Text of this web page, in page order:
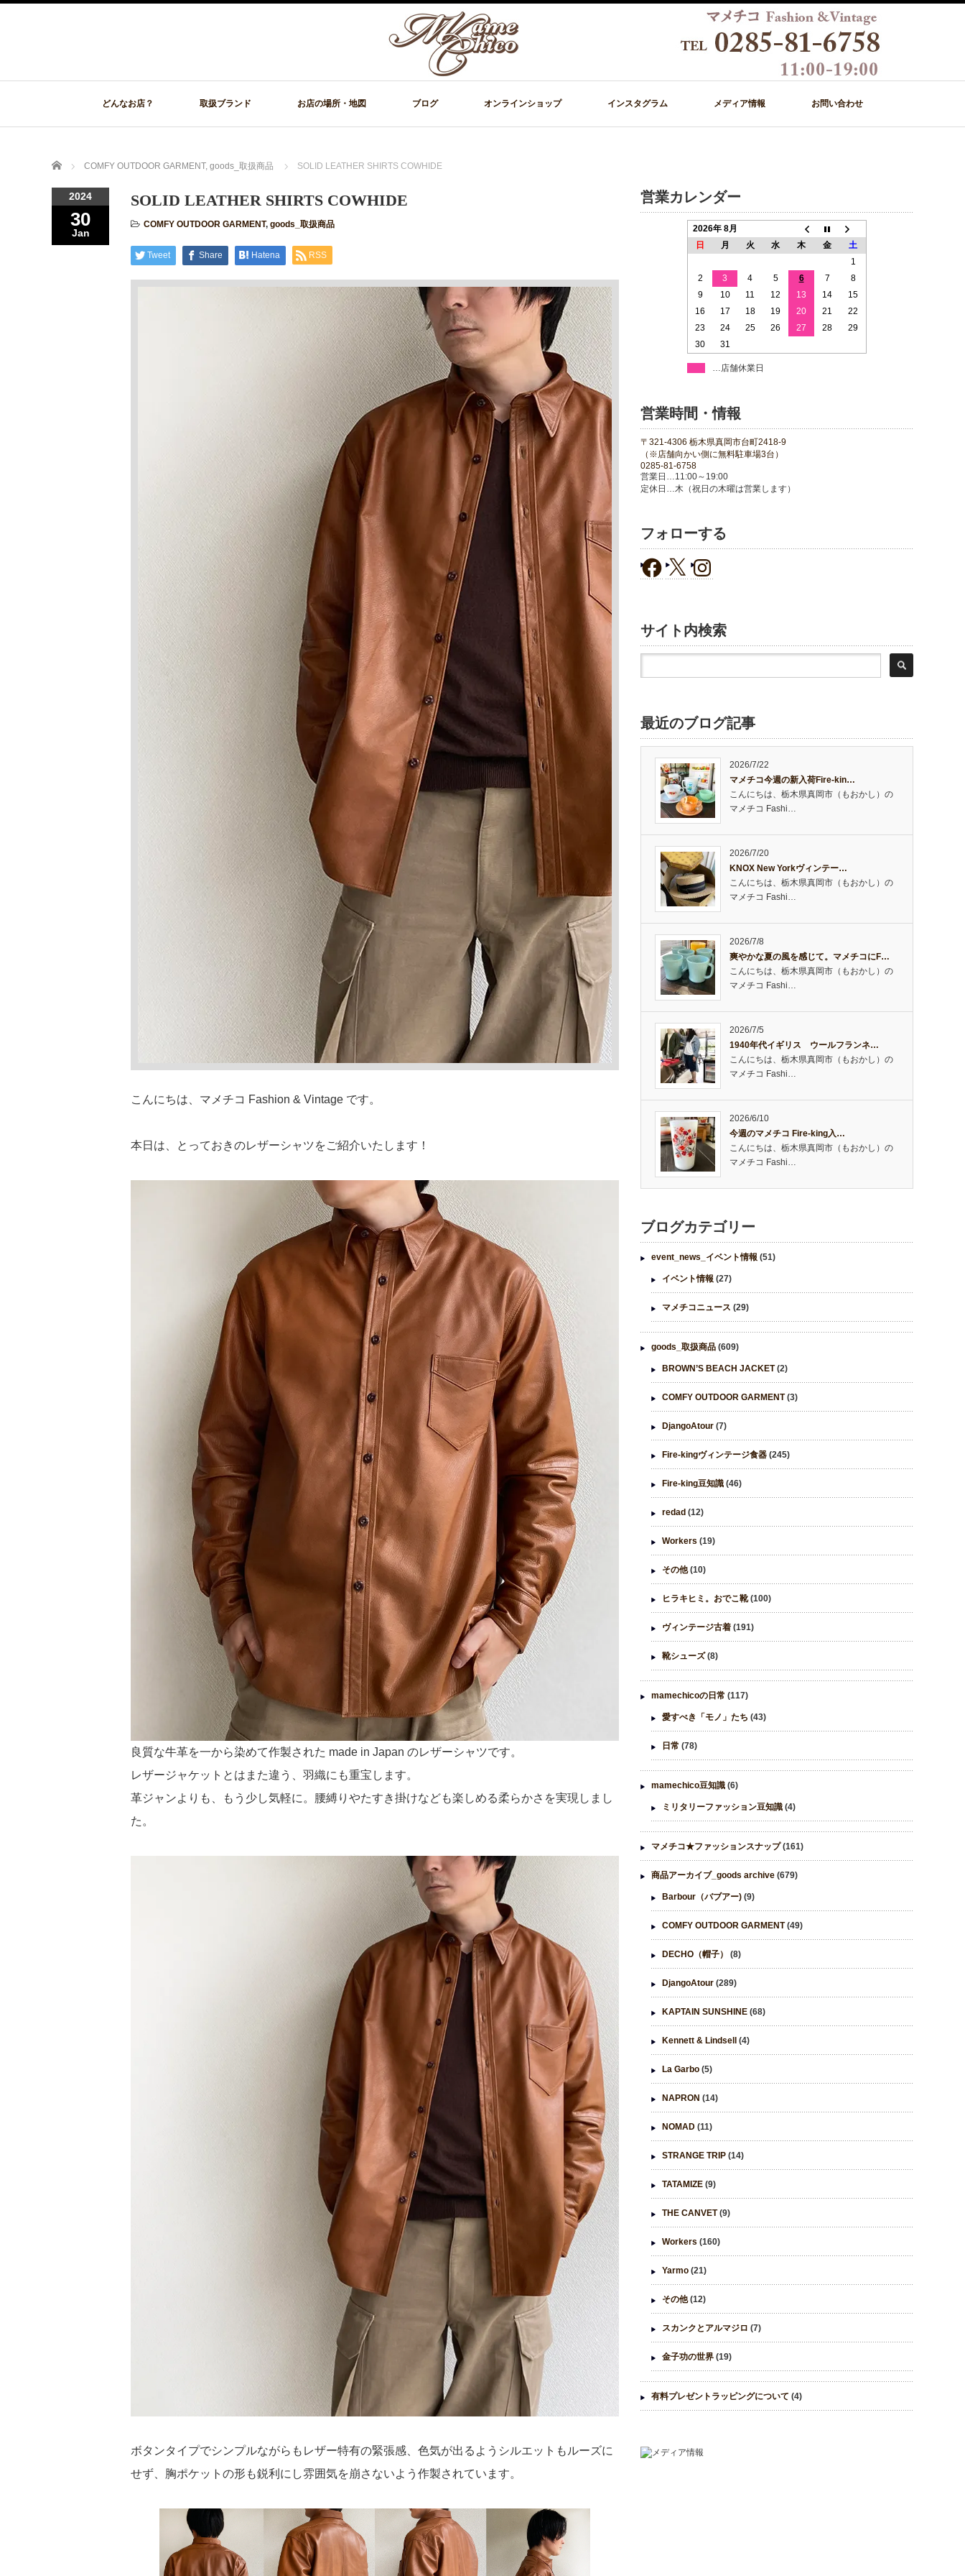
どんなお店？ 取扱ブランド お店の場所・地図 ブログ オンラインショップ インスタグラム メディア情報 お問い合わせ
Home COMFY OUTDOOR GARMENT, goods_取扱商品 SOLID LEATHER SHIRTS COWHIDE
2024
30
Jan
SOLID LEATHER SHIRTS COWHIDE
COMFY OUTDOOR GARMENT, goods_取扱商品
Tweet Share Hatena RSS
こんにちは、マメチコ Fashion & Vintage です。
本日は、とっておきのレザーシャツをご紹介いたします！
良質な牛革を一から染めて作製された made in Japan のレザーシャツです。
レザージャケットとはまた違う、羽織にも重宝します。
革ジャンよりも、もう少し気軽に。腰縛りやたすき掛けなども楽しめる柔らかさを実現しまし
た。
ボタンタイプでシンプルながらもレザー特有の緊張感、色気が出るようシルエットもルーズに
せず、胸ポケットの形も鋭利にし雰囲気を崩さないよう作製されています。
営業カレンダー
2026年 8月
日
月 火 水 木 金
土
1
2
3 4 5 6 7
8
9
10 11 12 13 14
15
16
17 18 19 20 21
22
23
24 25 26 27 28
29
30
31
…店舗休業日
営業時間・情報
〒321-4306 栃木県真岡市台町2418-9
（※店舗向かい側に無料駐車場3台）
0285-81-6758
営業日…11:00～19:00
定休日…木（祝日の木曜は営業します）
フォローする
サイト内検索
最近のブログ記事
2026/7/22
マメチコ今週の新入荷Fire-kin…
こんにちは、栃木県真岡市（もおかし）の
マメチコ Fashi…
2026/7/20
KNOX New Yorkヴィンテー…
こんにちは、栃木県真岡市（もおかし）の
マメチコ Fashi…
2026/7/8
爽やかな夏の風を感じて。マメチコにF…
こんにちは、栃木県真岡市（もおかし）の
マメチコ Fashi…
2026/7/5
1940年代イギリス ウールフランネ…
こんにちは、栃木県真岡市（もおかし）の
マメチコ Fashi…
2026/6/10
今週のマメチコ Fire-king入…
こんにちは、栃木県真岡市（もおかし）の
マメチコ Fashi…
ブログカテゴリー
event_news_イベント情報 (51)
イベント情報 (27)
マメチコニュース (29)
goods_取扱商品 (609)
BROWN’S BEACH JACKET(2)
COMFY OUTDOOR GARMENT(3)
DjangoAtour (7)
Fire-kingヴィンテージ食器 (245)
Fire-king豆知識 (46)
redad (12)
Workers (19)
その他(10)
ヒラキヒミ。おでこ靴(100)
ヴィンテージ古着 (191)
靴シューズ(8)
mamechicoの日常 (117)
愛すべき「モノ」たち (43)
日常 (78)
mamechico豆知識 (6)
ミリタリーファッション豆知識 (4)
マメチコ★ファッションスナップ(161)
商品アーカイブ_goods archive (679)
Barbour（バブアー) (9)
COMFY OUTDOOR GARMENT(49)
DECHO（帽子） (8)
DjangoAtour (289)
KAPTAIN SUNSHINE (68)
Kennett & Lindsell (4)
La Garbo (5)
NAPRON (14)
NOMAD (11)
STRANGE TRIP (14)
TATAMIZE (9)
THE CANVET(9)
Workers (160)
Yarmo (21)
その他(12)
スカンクとアルマジロ (7)
金子功の世界 (19)
有料プレゼントラッピングについて (4)